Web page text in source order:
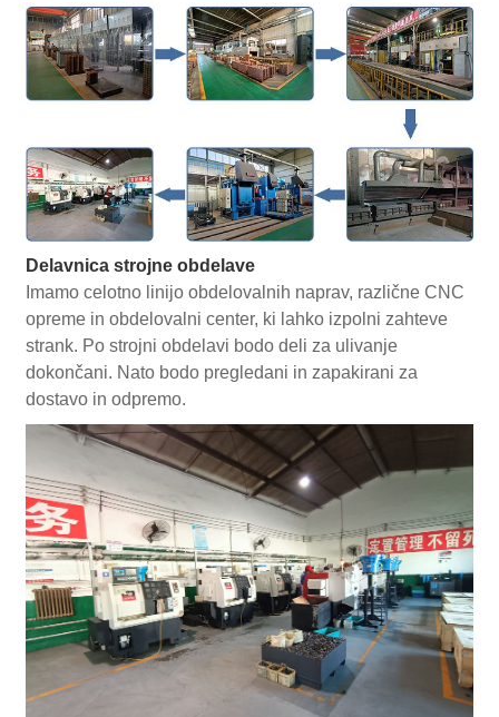
Delavnica strojne obdelave
Imamo celotno linijo obdelovalnih naprav, različne CNC
opreme in obdelovalni center, ki lahko izpolni zahteve
strank. Po strojni obdelavi bodo deli za ulivanje
dokončani. Nato bodo pregledani in zapakirani za
dostavo in odpremo.